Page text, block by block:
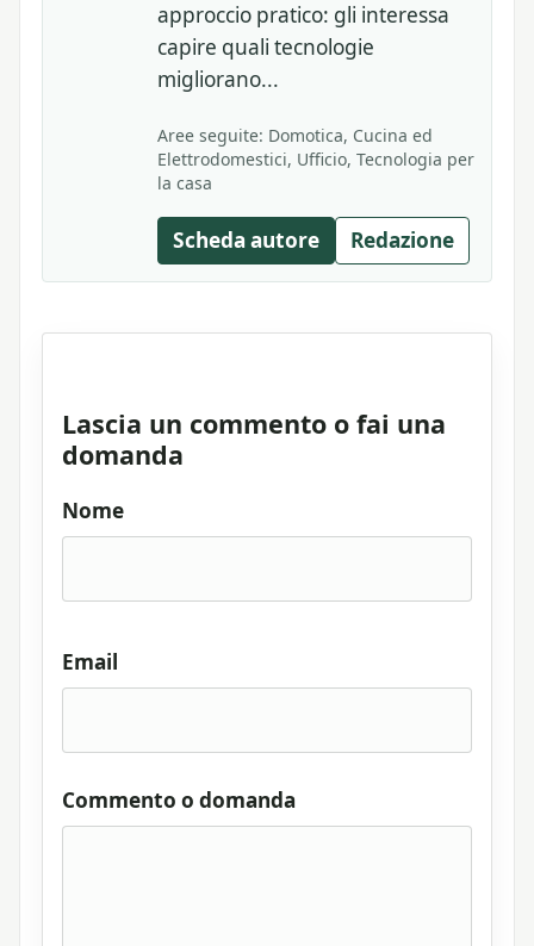
approccio pratico: gli interessa
capire quali tecnologie
migliorano...
Aree seguite: Domotica, Cucina ed
Elettrodomestici, Ufficio, Tecnologia per
la casa
Scheda autore Redazione
Lascia un commento o fai una
domanda
Nome
Email
Commento o domanda